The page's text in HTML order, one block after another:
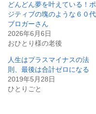
どんどん夢を叶えている！ポ
ジティブの塊のような６０代
ブロガーさん
2026年6月6日
おひとり様の老後
人生はプラスマイナスの法
則、最後は合計ゼロになる
2019年5月28日
ひとりごと